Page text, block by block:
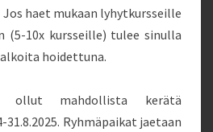
Jos haet mukaan lyhytkursseille
(5-10x kursseille) tulee sinulla
hoidettuna.
ollut mahdollista kerätä
Ryhmäpaikat jaetaan